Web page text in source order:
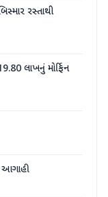
રસ્તાથી
લાખનું મોર્ફિન
આગાહી